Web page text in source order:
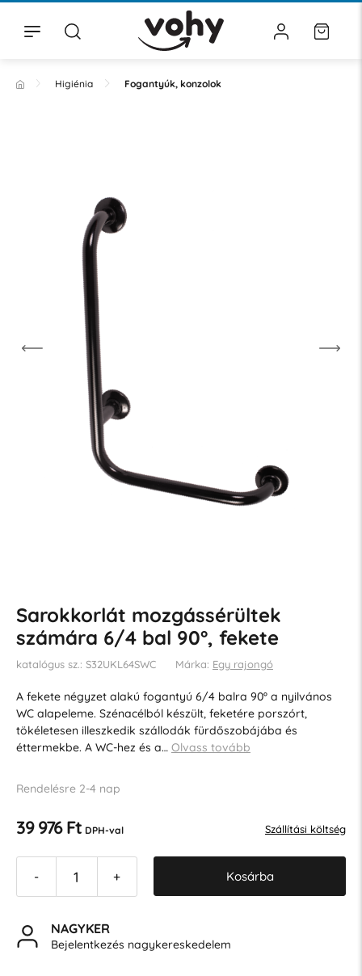
Higiénia Fogantyúk, konzolok
Sarokkorlát mozgássérültek
számára 6/4 bal 90°, fekete
katalógus sz.: S32UKL64SWC Márka: Egy rajongó
A fekete négyzet alakú fogantyú 6/4 balra 90º a nyilvános
WC alapeleme. Szénacélból készült, feketére porszórt,
tökéletesen illeszkedik szállodák fürdőszobájába és
éttermekbe. A WC-hez és a… Olvass tovább
Rendelésre 2-4 nap
39 976 Ft DPH-val Szállítási költség
- + Kosárba
NAGYKER
Bejelentkezés nagykereskedelem